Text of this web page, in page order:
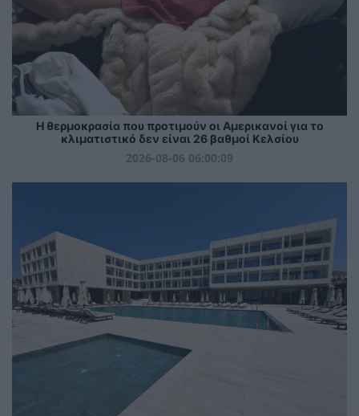
Η θερμοκρασία που προτιμούν οι Αμερικανοί για το
κλιματιστικό δεν είναι 26 βαθμοί Κελσίου
2026-08-06 06:00:09